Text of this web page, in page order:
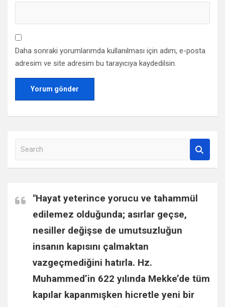
Daha sonraki yorumlarımda kullanılması için adım, e-posta
adresim ve site adresim bu tarayıcıya kaydedilsin.
a
c
h
"Hayat yeterince yorucu ve tahammül
edilemez olduğunda; asırlar geçse,
nesiller değişse de umutsuzluğun
insanın kapısını çalmaktan
vazgeçmediğini hatırla. Hz.
Muhammed’in 622 yılında Mekke’de tüm
kapılar kapanmışken hicretle yeni bir